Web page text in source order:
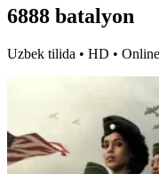
6888 batalyon
Uzbek tilida • HD •